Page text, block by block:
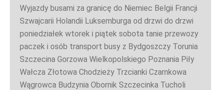
Wyjazdy busami za granicę do Niemiec Belgii Francji
Szwajcarii Holandii Luksemburga od drzwi do drzwi
poniedziałek wtorek i piątek sobota tanie przewozy
paczek i osób transport busy z Bydgoszczy Torunia
Szczecina Gorzowa Wielkopolskiego Poznania Piły
Wałcza Złotowa Chodzieży Trzcianki Czarnkowa
Wągrowca Budzynia Obornik Szczecinka Tucholi